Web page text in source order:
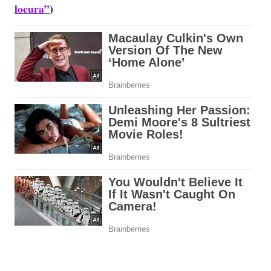
locura”)